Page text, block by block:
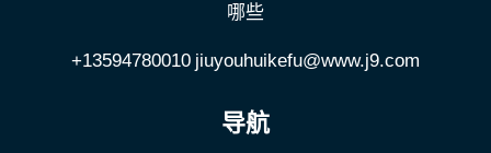
哪些
+13594780010 jiuyouhuikefu@www.j9.com
导航